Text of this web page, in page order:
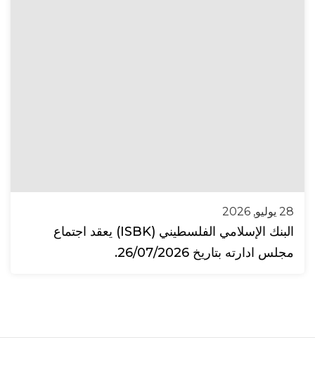
28 يوليو, 2026
البنك الإسلامي الفلسطيني (ISBK) يعقد اجتماع
مجلس ادارته بتاريخ 26/07/2026.